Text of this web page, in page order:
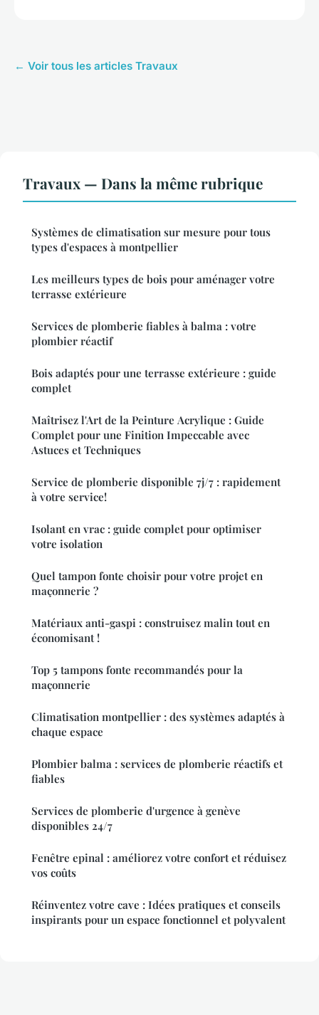
← Voir tous les articles Travaux
Travaux — Dans la même rubrique
Systèmes de climatisation sur mesure pour tous
types d'espaces à montpellier
Les meilleurs types de bois pour aménager votre
terrasse extérieure
Services de plomberie fiables à balma : votre
plombier réactif
Bois adaptés pour une terrasse extérieure : guide
complet
Maîtrisez l'Art de la Peinture Acrylique : Guide
Complet pour une Finition Impeccable avec
Astuces et Techniques
Service de plomberie disponible 7j/7 : rapidement
à votre service!
Isolant en vrac : guide complet pour optimiser
votre isolation
Quel tampon fonte choisir pour votre projet en
maçonnerie ?
Matériaux anti-gaspi : construisez malin tout en
économisant !
Top 5 tampons fonte recommandés pour la
maçonnerie
Climatisation montpellier : des systèmes adaptés à
chaque espace
Plombier balma : services de plomberie réactifs et
fiables
Services de plomberie d'urgence à genève
disponibles 24/7
Fenêtre epinal : améliorez votre confort et réduisez
vos coûts
Réinventez votre cave : Idées pratiques et conseils
inspirants pour un espace fonctionnel et polyvalent